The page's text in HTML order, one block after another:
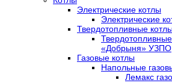
Электрические котлы
Электрические
Твердотопливные
«Добрыня» УЗПО
Газовые котлы
Напольные
Лемакс